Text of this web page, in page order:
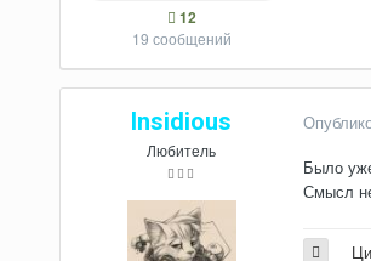
12
19 сообщений
Insidious
Любитель
Было
Смысл